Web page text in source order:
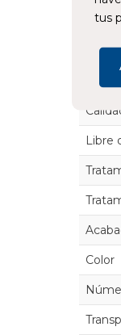
tus
Tipo
Libre
Color